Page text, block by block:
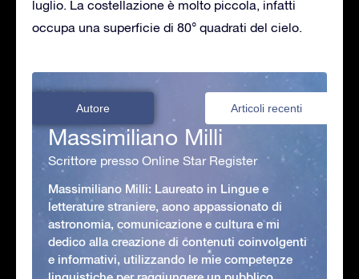
luglio. La costellazione è molto piccola, infatti
occupa una superficie di 80° quadrati del cielo.
Autore Articoli recenti
Massimiliano Milli
Scrittore presso Online Star Register
Massimiliano Milli: Laureato in Lingue e
letterature straniere, aono appassionato di
astronomia, comunicazione e cultura e mi
dedico alla creazione di contenuti coinvolgenti
e informativi, utilizzando le mie competenze